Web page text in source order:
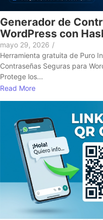
Generador de
WordPress con
mayo 29, 2026 /
Herramienta gratuita de Puro
Contraseñas Seguras para
Protege los...
Read More